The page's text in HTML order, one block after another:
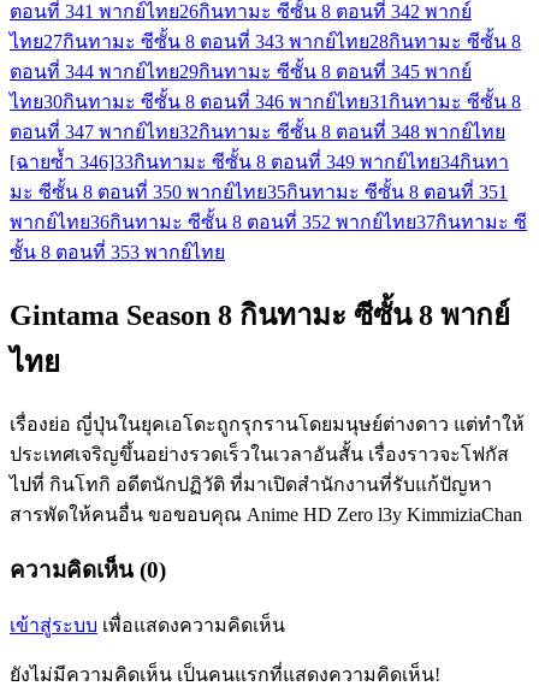
ตอนที่ 341 พากย์ไทย26กินทามะ ซีซั้น 8 ตอนที่ 342 พากย์
ไทย27กินทามะ ซีซั้น 8 ตอนที่ 343 พากย์ไทย28กินทามะ ซีซั้น 8
ตอนที่ 344 พากย์ไทย29กินทามะ ซีซั้น 8 ตอนที่ 345 พากย์
ไทย30กินทามะ ซีซั้น 8 ตอนที่ 346 พากย์ไทย31 กินทามะ ซีซั้น 8
ตอนที่ 347 พากย์ไทย32กินทามะ ซีซั้น 8 ตอนที่ 348 พากย์ไทย
[ฉายซ้ำ 346]33กินทามะ ซีซั้น 8 ตอนที่ 349 พากย์ไทย34กินทา
มะ ซีซั้น 8 ตอนที่ 350 พากย์ไทย35กินทามะ ซีซั้น 8 ตอนที่ 351
พากย์ไทย36กินทามะ ซีซั้น 8 ตอนที่ 352 พากย์ไทย37กินทามะ ซี
ซั้น 8 ตอนที่ 353 พากย์ไทย
Gintama Season 8 กินทามะ ซีซั้น 8 พากย์
ไทย
เรื่องย่อ ญี่ปุ่นในยุคเอโดะถูกรุกรานโดยมนุษย์ต่างดาว แต่ทำให้
ประเทศเจริญขึ้นอย่างรวดเร็วในเวลาอันสั้น เรื่องราวจะโฟกัส
ไปที่ กินโทกิ อดีตนักปฏิวัติ ที่มาเปิดสำนักงานที่รับแก้ปัญหา
สารพัดให้คนอื่น ขอขอบคุณ Anime HD Zero l3y KimmiziaChan
ความคิดเห็น (0)
เข้าสู่ระบบ เพื่อแสดงความคิดเห็น
ยังไม่มีความคิดเห็น เป็นคนแรกที่แสดงความคิดเห็น!